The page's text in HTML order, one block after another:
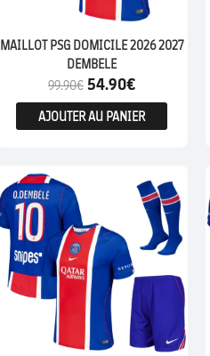
MAILLOT PSG DOMICILE 2026 2027
DEMBELE
99.90€ 54.90€
AJOUTER AU PANIER